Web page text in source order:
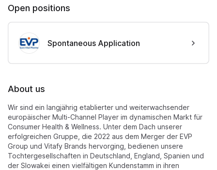
Open positions
Spontaneous Application
About us
​Wir sind ein langjährig etablierter und weiterwachsender
europäischer Multi-Channel Player im dynamischen Markt für
Consumer Health & Wellness. Unter dem Dach unserer
erfolgreichen Gruppe, die 2022 aus dem Merger der EVP
Group und Vitafy Brands hervorging, bedienen unsere
Tochtergesellschaften in Deutschland, England, Spanien und
der Slowakei einen vielfältigen Kundenstamm in ihren